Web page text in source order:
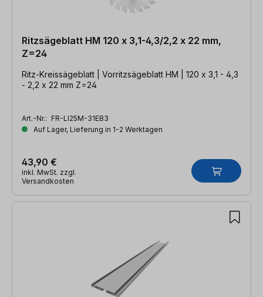
Ritzsägeblatt HM 120 x 3,1-4,3/2,2 x 22 mm,
Z=24
Ritz-Kreissägeblatt | Vorritzsägeblatt HM | 120 x 3,1 - 4,3
- 2,2 x 22 mm Z=24
Art.-Nr.: FR-LI25M-31EB3
Auf Lager, Lieferung in 1-2 Werktagen
43,90 €
inkl. MwSt. zzgl.
Versandkosten